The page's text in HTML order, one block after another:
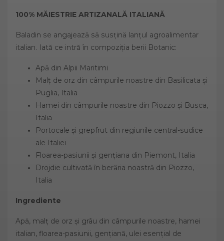
100% MĂIESTRIE ARTIZANALĂ ITALIANĂ
Baladin se angajează să susțină lanțul agroalimentar
italian. Iată ce intră în compoziția berii Botanic:
Apă din Alpii Maritimi
Malț de orz din câmpurile noastre din Basilicata și
Puglia, Italia
Hamei din câmpurile noastre din Piozzo și Busca,
Italia
Portocale și grepfrut din regiunile central-sudice
ale Italiei
Floarea-pasiunii și gențiana din Piemont, Italia
Drojdie cultivată în berăria noastră din Piozzo,
Italia
Ingrediente
Apă, malț de orz și grâu din câmpurile noastre, hamei
italian, floarea-pasiunii, gențiană, ulei esențial de